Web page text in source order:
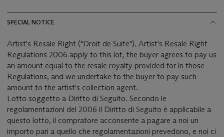
SPECIAL NOTICE
Artist's Resale Right ("Droit de Suite"). Artist's Resale Right
Regulations 2006 apply to this lot, the buyer agrees to pay us
an amount equal to the resale royalty provided for in those
Regulations, and we undertake to the buyer to pay such
amount to the artist's collection agent.
Lotto soggetto a Diritto di Seguito. Secondo le
regolamentazioni del 2006 il Diritto di Seguito è applicabile a
questo lotto, il compratore acconsente a pagare a noi un
importo pari a quello che regolamentazioni prevedono, e noi ci